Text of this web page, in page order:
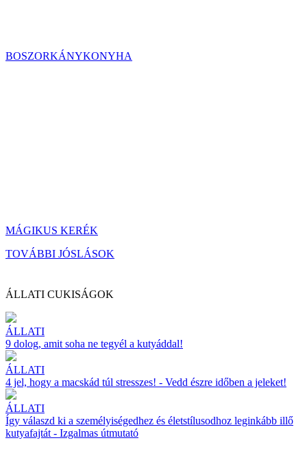
BOSZORKÁNYKONYHA
MÁGIKUS KERÉK
TOVÁBBI JÓSLÁSOK
ÁLLATI CUKISÁGOK
ÁLLATI
9 dolog, amit soha ne tegyél a kutyáddal!
ÁLLATI
4 jel, hogy a macskád túl stresszes! - Vedd észre időben a jeleket!
ÁLLATI
Így válaszd ki a személyiségedhez és életstílusodhoz leginkább illő
kutyafajtát - Izgalmas útmutató